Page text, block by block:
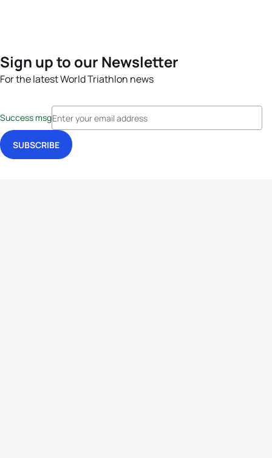
Sign up to our Newsletter
For the latest World Triathlon news
Success msg